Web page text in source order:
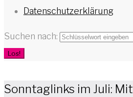
Datenschutzerklärung
Suchen nach:
Los!
Sonntaglinks im Juli: Mit